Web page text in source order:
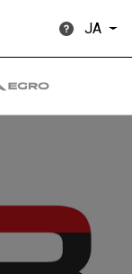
JA
る